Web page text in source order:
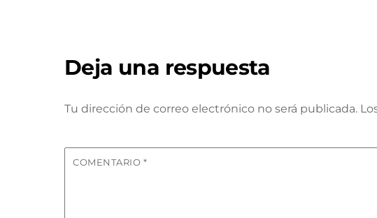
Deja una respuesta
Tu dirección de correo electrónico no será publicada.
COMENTARIO *